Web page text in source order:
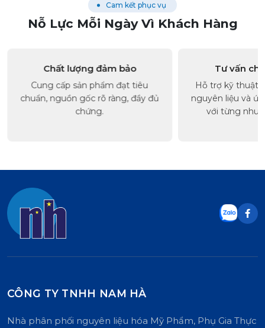
Cam kết phục vụ
Nỗ Lực Mỗi Ngày Vì Khách Hàng
Chất lượng đảm bảo
Cung cấp sản phẩm đạt tiêu
chuẩn, nguồn gốc rõ ràng, đầy đủ
chứng.
Tư vấn
Hỗ trợ kỹ thuật,
nguyên liệu và
với từng nhu
CÔNG TY TNHH NAM HÀ
Nhà phân phối nguyên liệu hóa Mỹ Phẩm, Phụ Gia Thực